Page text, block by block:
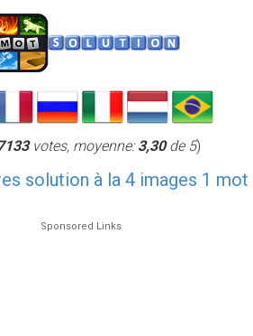
votes, moyenne:3,30de 5)
solution à la 4 images 1 mot
Sponsored Links